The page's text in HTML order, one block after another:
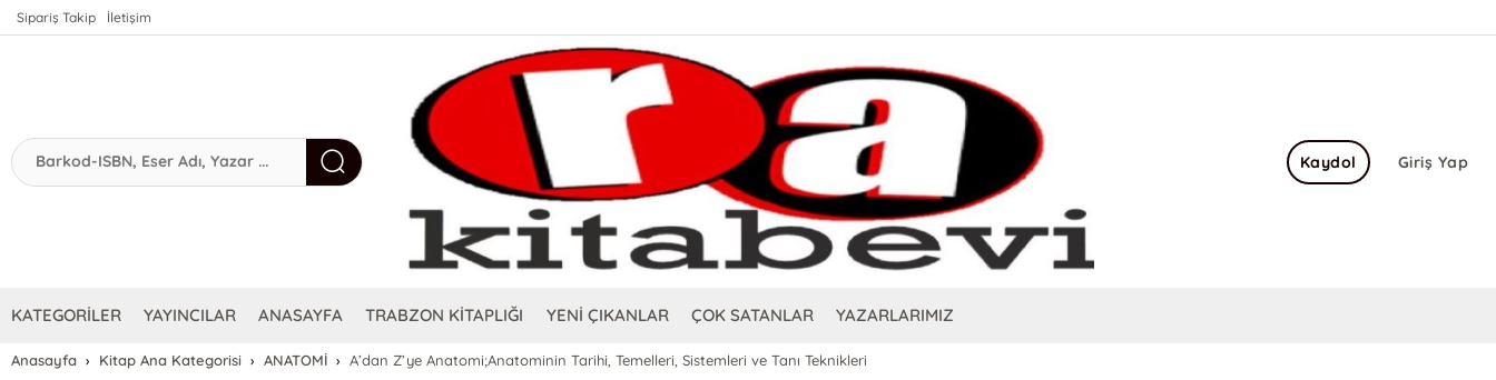
Sipariş Takip İletişim
Giriş Yap
Kaydol
KATEGORİLER YAYINCILAR ANASAYFA TRABZON KİTAPLIĞI YENİ ÇIKANLAR ÇOK SATANLAR YAZARLARIMIZ
Anasayfa Kitap Ana Kategorisi ANATOMİ A’dan Z’ye Anatomi;Anatominin Tarihi, Temelleri, Sistemleri ve Tanı Teknikleri